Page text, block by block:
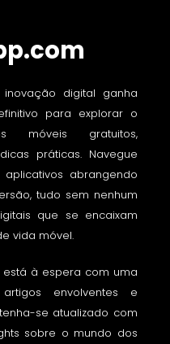
inovação digital ganha
para explorar o
móveis gratuitos,
práticas. Navegue
abrangendo
tudo sem nenhum
que se encaixam
vida móvel.
está à espera com uma
envolventes e
se atualizado com
sobre o mundo dos